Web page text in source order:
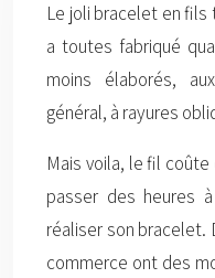
Le joli bracelet en fils
a toutes fabriqué
moins élaborés,
général, à rayures
Mais voila, le fil
passer des heures
réaliser son bracelet.
commerce ont des